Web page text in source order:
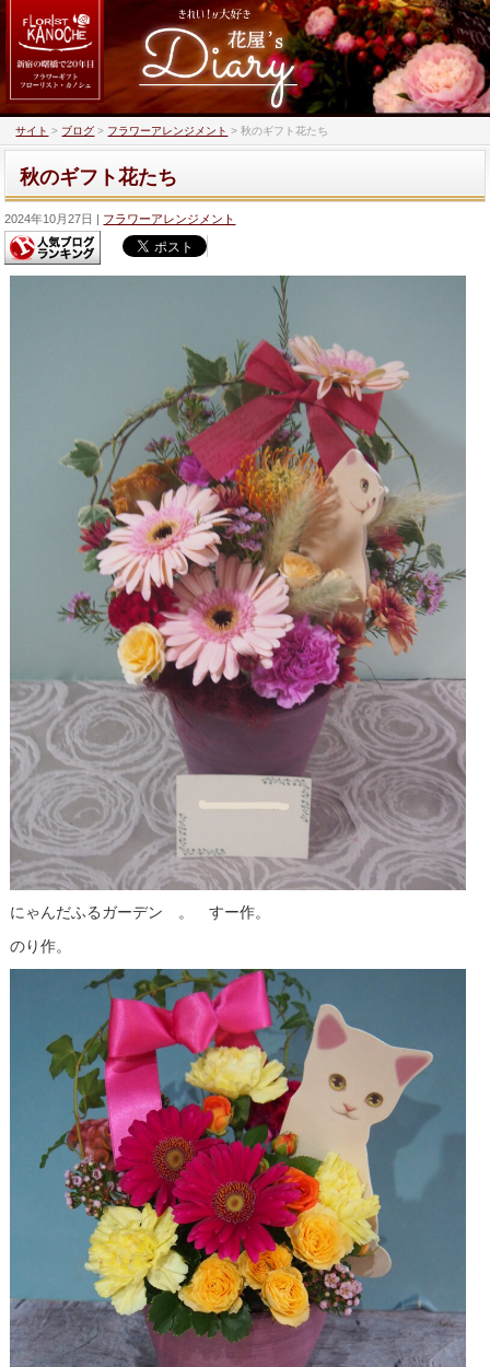
サイト > ブログ > フラワーアレンジメント >秋のギフト花たち
秋のギフト花たち
2024年10月27日 フラワーアレンジメント
にゃんだふるガーデン 。 すー作。
のり作。